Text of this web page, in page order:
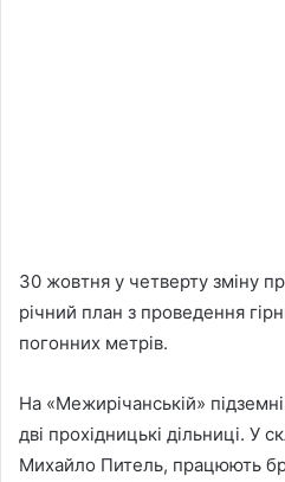
30 жовтня у четверту зміну
річний план з проведення
погонних метрів.
На «Межирічанській»
дві прохідницькі дільниці. У
Михайло Питель, працюють